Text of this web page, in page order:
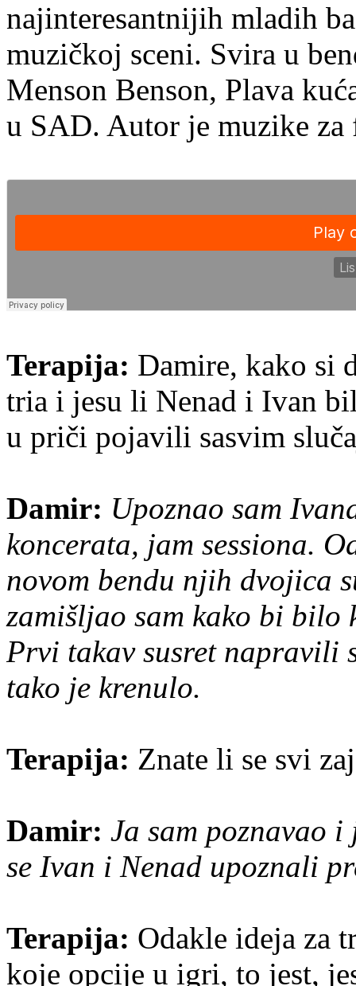
najinteresantnijih mladih
muzičkoj sceni. Svira u
Menson Benson, Plava
u SAD. Autor je muzike za
Terapija: Damire, kako si
tria i jesu li Nenad i Ivan
u priči pojavili sasvim
Damir: Upoznao sam
koncerata, jam sessiona.
novom bendu njih dvojica
zamišljao sam kako bi bilo
Prvi takav susret napravili
tako je krenulo.
Terapija: Znate li se svi
Damir: Ja sam poznavao
se Ivan i Nenad upoznali
Terapija: Odakle ideja za
koje opcije u igri, to jest,